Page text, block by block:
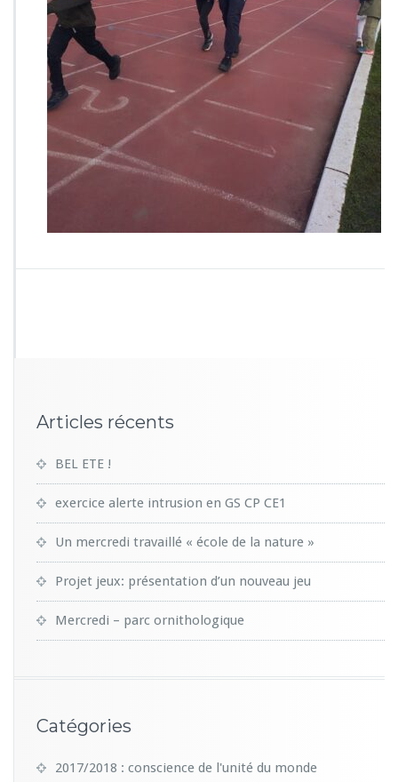
Articles récents
BEL ETE !
exercice alerte intrusion en GS CP CE1
Un mercredi travaillé « école de la nature »
Projet jeux: présentation d’un nouveau jeu
Mercredi – parc ornithologique
Catégories
2017/2018 : conscience de l'unité du monde